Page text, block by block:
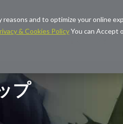
and to optimize your online
& Cookies PolicyYou can Accept
プ